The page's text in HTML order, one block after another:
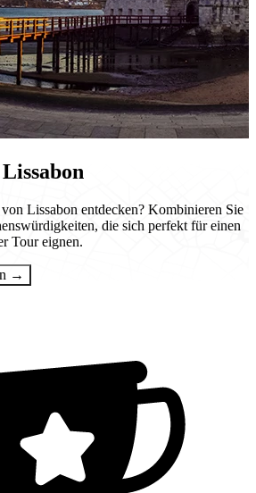
Lissabon entdecken? Kombinieren Sie
die sich perfekt für einen
Tour eignen.
Alle Highlights ansehen →